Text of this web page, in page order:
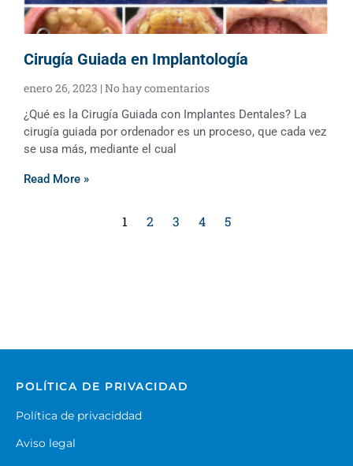
Cirugía Guiada en Implantología
enero 26, 2023 No hay comentarios
¿Qué es la Cirugía Guiada con Implantes Dentales? La
cirugía guiada por ordenador es un proceso, que cada vez
se usa más, mediante el cual
Read More »
1 2 3 4 5
POLÍTICA DE PRIVACIDAD
Política de privaciddad
Aviso legal